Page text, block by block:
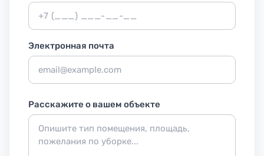
Электронная почта
Расскажите о вашем объекте